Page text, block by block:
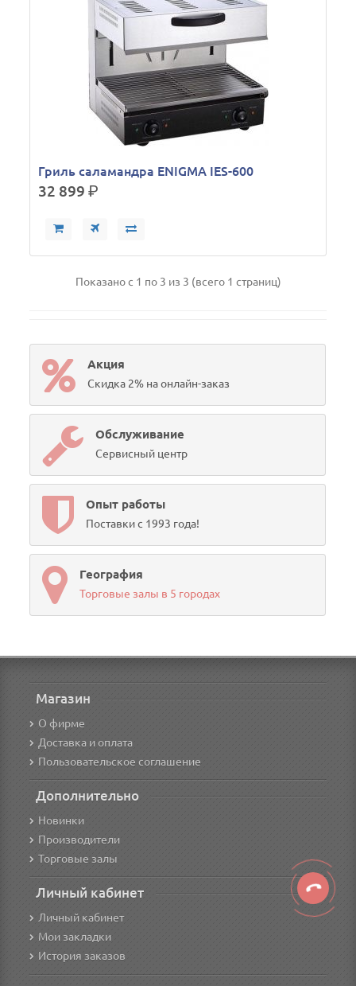
Гриль саламандра ENIGMA IES-600
32 899р.
Показано с 1 по 3 из 3 (всего 1 страниц)
Акция
Скидка 2% на онлайн-заказ
Обслуживание
Сервисный центр
Опыт работы
Поставки с 1993 года!
География
Торговые залы в 5 городах
Магазин
О фирме
Доставка и оплата
Пользовательское соглашение
Дополнительно
Новинки
Производители
Торговые залы
Личный кабинет
Личный кабинет
Мои закладки
История заказов